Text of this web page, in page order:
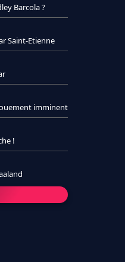
Barcola ?
Saint-Etienne
imminent
!